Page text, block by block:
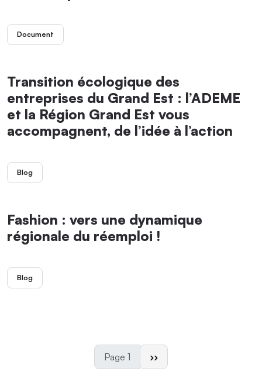
Document
Transition écologique des
entreprises du Grand Est : l’ADEME
et la Région Grand Est vous
accompagnent, de l’idée à l’action
Blog
Fashion : vers une dynamique
régionale du réemploi !
Blog
Page 1 Page suivante
››